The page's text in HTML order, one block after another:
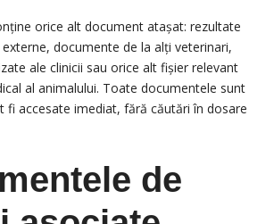
orice alt document atașat: rezultate
documente de la alți veterinari,
ale clinicii sau orice alt fișier relevant
al animalului. Toate documentele sunt
fi accesate imediat, fără căutări în dosare
de